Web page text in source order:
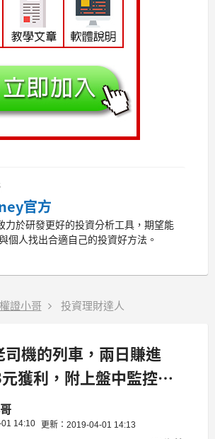
官方
力於研發更好的投資分析工具，期望能
個人找出合適自己的投資好方法。
權證小哥 投資理財達人
司機的列車，兩日賺進
獲利，附上盤中監控老
帳單!
14:10 更新：2019-04-01 14:13